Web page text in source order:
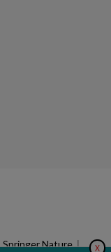
Springer Nature | X